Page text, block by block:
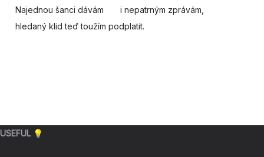
Najednou šanci dávám
i nepatrným zprávám,
hledaný klid teď toužím podplatit.
USEFUL 💡